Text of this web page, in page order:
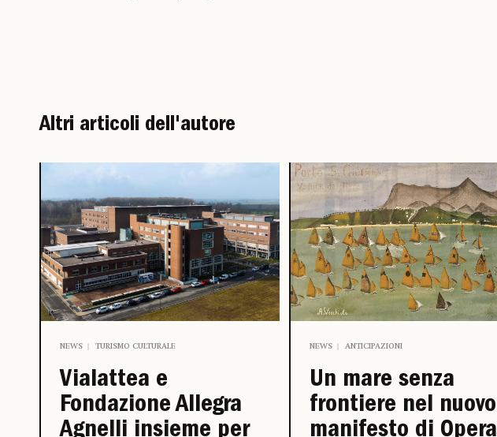
Altri articoli dell'autore
NEWS TURISMO CULTURALE
Vialattea e
Fondazione Allegra
Agnelli insieme per
NEWS ANTICIPAZIONI
Un mare senza
frontiere nel nuovo
manifesto di Opera